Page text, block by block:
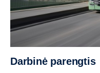
Darbinė parengtis